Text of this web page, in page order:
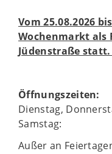
Vom 25.08.2026
Wochenmarkt als
Jüdenstraße statt.
Öffnungszeiten:
Dienstag,
Samstag:
Außer an